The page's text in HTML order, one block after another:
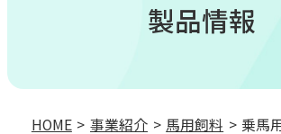
製品情報
HOME 事業紹介 馬用飼料
乗馬